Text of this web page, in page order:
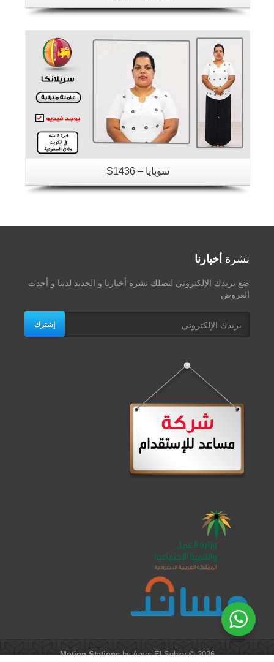
سوبايا – S1436
نشرة أخبارنا
ضع بريدك الإلكتروني لتصلك نشرة أخبارنا و الجديد لدينا و أحدث
العروض
إشترك
Motion Stationsby Amer El-Sobky © 2026